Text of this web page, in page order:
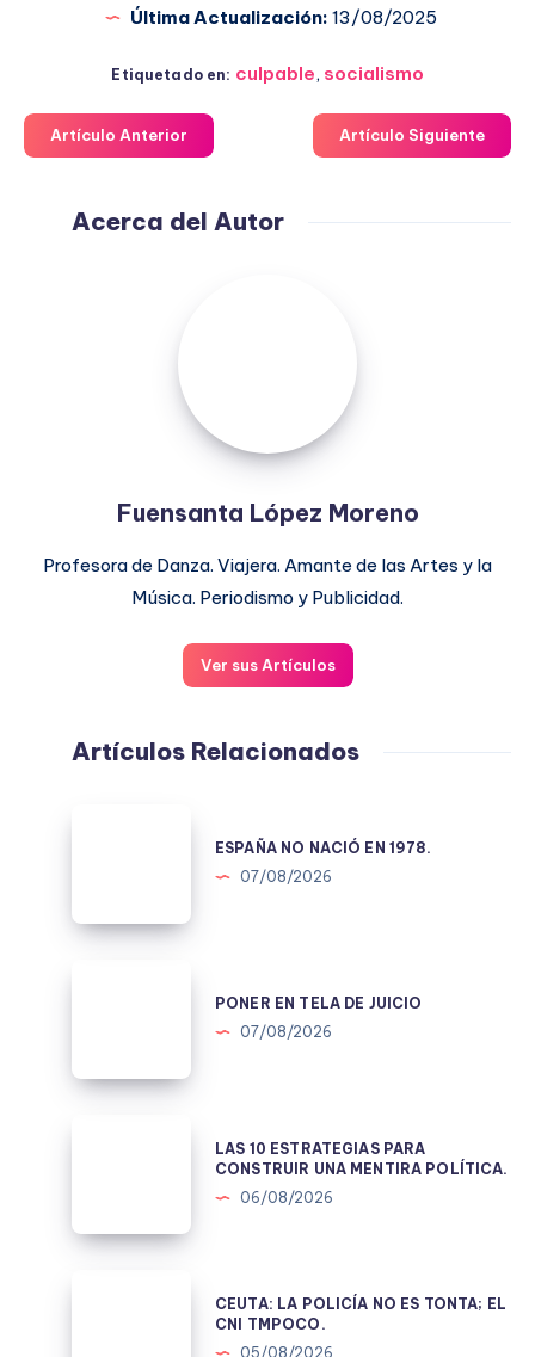
Última Actualización: 13/08/2025
Etiquetado en: culpable, socialismo
Artículo Anterior Artículo Siguiente
Acerca del Autor
Fuensanta López Moreno
Profesora de Danza. Viajera. Amante de las Artes y la
Música. Periodismo y Publicidad.
Ver sus Artículos
Artículos Relacionados
1978.
ESPAÑA NO NACIÓ EN 1978.
07/08/2026
JUICIO
PONER EN TELA DE JUICIO
07/08/2026
CONSTRUIR
LAS 10 ESTRATEGIAS PARA
CONSTRUIR UNA MENTIRA POLÍTICA.
06/08/2026
CEUTA: LA POLICÍA NO ES TONTA; EL
CNI TMPOCO.
05/08/2026